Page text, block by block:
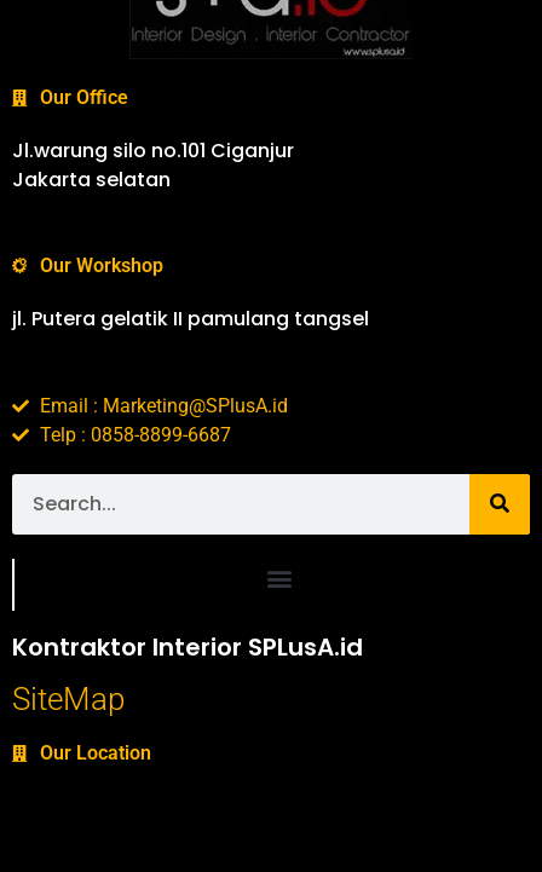
Our Office
Jl.warung silo no.101 Ciganjur
Jakarta selatan
Our Workshop
jl. Putera gelatik II pamulang tangsel
Email : Marketing@SPlusA.id
Telp : 0858-8899-6687
Kontraktor Interior SPLusA.id
SiteMap
Our Location